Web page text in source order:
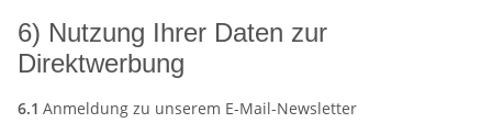
6) Nutzung Ihrer Daten zur
Direktwerbung
6.1 Anmeldung zu unserem E-Mail-Newsletter